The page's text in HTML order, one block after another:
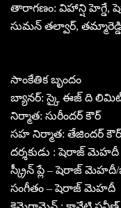
తారాగణం: విహాన్షి హెగ్డే,
సుమన్ తల్వార్,
సాంకేతిక బృందం
బ్యానర్: స్కై ఈజ్ ది
నిర్మాత: సురీందర్ కౌర్
సహ నిర్మాత: తేజిందర్ కౌర్
దర్శకుడు : షెరాజ్ మెహదీ
స్క్రీన్ ప్లే – షెరాజ్ మెహదీ/
సంగీతం – షెరాజ్ మెహదీ